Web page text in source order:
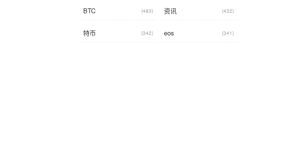
BTC (483) 资讯 (432)
特币 (342) eos (341)